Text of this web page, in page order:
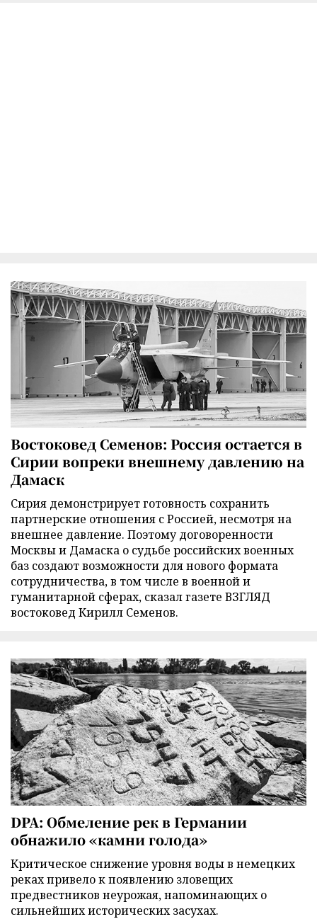
Востоковед Семенов: Россия остается в
Сирии вопреки внешнему давлению на
Дамаск
Сирия демонстрирует готовность сохранить
партнерские отношения с Россией, несмотря на
внешнее давление. Поэтому договоренности
Москвы и Дамаска о судьбе российских военных
баз создают возможности для нового формата
сотрудничества, в том числе в военной и
гуманитарной сферах, сказал газете ВЗГЛЯД
востоковед Кирилл Семенов.
DPA: Обмеление рек в Германии
обнажило «камни голода»
Критическое снижение уровня воды в немецких
реках привело к появлению зловещих
предвестников неурожая, напоминающих о
сильнейших исторических засухах.